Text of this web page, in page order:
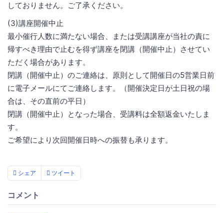
しておりません。ご了承ください。
(3)講座開催中止
最小催行人数に満たない場合、または受講講座が当社の責に
帰すべき理由で止むを得ず講座を閉講（開催中止）させてい
ただく場合があります。
閉講（開催中止）のご連絡は、原則として開催日の5営業日前
に電子メールにてご連絡します。（開催決定日が土日祝の場
合は、その直前の平日）
閉講（開催中止）となった場合、受講料は全額返金いたしま
す。
ご希望により次回開催日時への振替も承ります。
シェア ツイート
コメント